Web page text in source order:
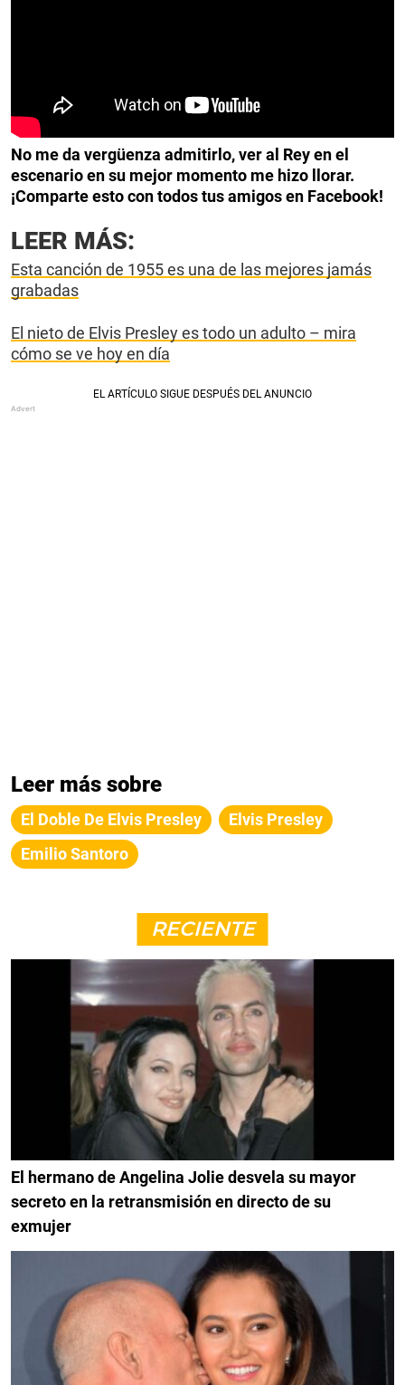
No me da vergüenza admitirlo, ver al Rey en el
escenario en su mejor momento me hizo llorar.
¡Comparte esto con todos tus amigos en Facebook!
LEER MÁS:
Esta canción de 1955 es una de las mejores jamás
grabadas
El nieto de Elvis Presley es todo un adulto – mira
cómo se ve hoy en día
Leer más sobre
El Doble De Elvis Presley
Elvis Presley
Emilio Santoro
RECIENTE
El hermano de Angelina Jolie desvela su mayor
secreto en la retransmisión en directo de su
exmujer